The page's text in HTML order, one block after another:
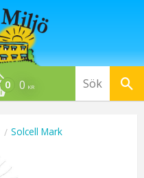
0 KR
Solcell Mark